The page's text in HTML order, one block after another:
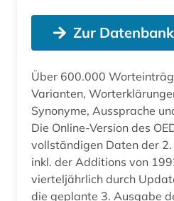
Zur Datenbank
Über 600.000
Varianten,
Synonyme, Aussprache
Die Online-Version des
vollständigen Daten der
inkl. der Additions von
vierteljährlich durch
die geplante 3. Ausgabe